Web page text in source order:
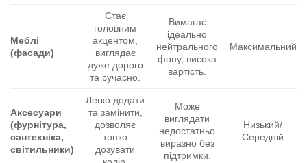
Меблі
(фасади)
Стає
головним
акцентом,
виглядає
дуже дорого
та сучасно.
Вимагає
ідеально
нейтрального
фону, висока
вартість.
Максимальний
Аксесуари
(фурнітура,
сантехніка,
світильники)
Легко додати
та замінити,
дозволяє
тонко
дозувати
Може
виглядати
недостатньо
виразно без
підтримки.
Низький/
Середній